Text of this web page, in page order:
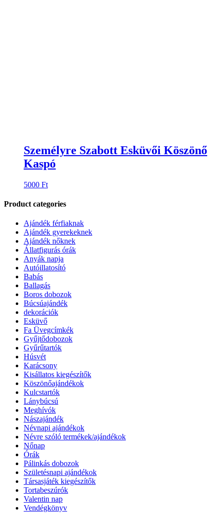
Személyre Szabott Esküvői Köszönő
Kaspó
5000 Ft
Product categories
Ajándék férfiaknak
Ajándék gyerekeknek
Ajándék nőknek
Állatfigurás órák
Anyák napja
Autóillatosító
Babás
Ballagás
Boros dobozok
Búcsúajándék
dekorációk
Esküvő
Fa Üvegcímkék
Gyűjtődobozok
Gyűrűtartók
Húsvét
Karácsony
Kisállatos kiegészítők
Köszönőajándékok
Kulcstartók
Lánybúcsú
Meghívók
Nászajándék
Névnapi ajándékok
Névre szóló termékek/ajándékok
Nőnap
Órák
Pálinkás dobozok
Születésnapi ajándékok
Társasjáték kiegészítők
Tortabeszúrók
Valentin nap
Vendégkönyv